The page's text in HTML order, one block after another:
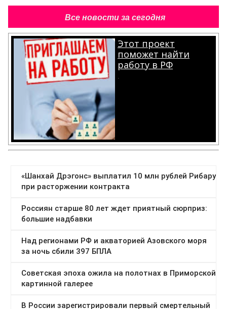
Все новости за сегодня
Этот проект
поможет найти
работу в РФ
.